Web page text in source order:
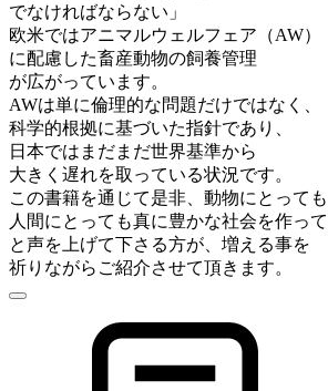
でなければならない」
欧米ではアニマルウェルフェア（AW）
に配慮した畜産動物の飼養管理
が広がっています。
AWは単に倫理的な問題だけではなく、
科学的根拠に基づいた指針であり、
日本ではまだまだ世界基準から
大きく遅れを取っている状況です。
この書籍を通じて是非、動物にとっても
人間にとっても真に豊かな社会を作って
と声を上げて下さる方が、増える事を
祈りながらご紹介させて頂きます。